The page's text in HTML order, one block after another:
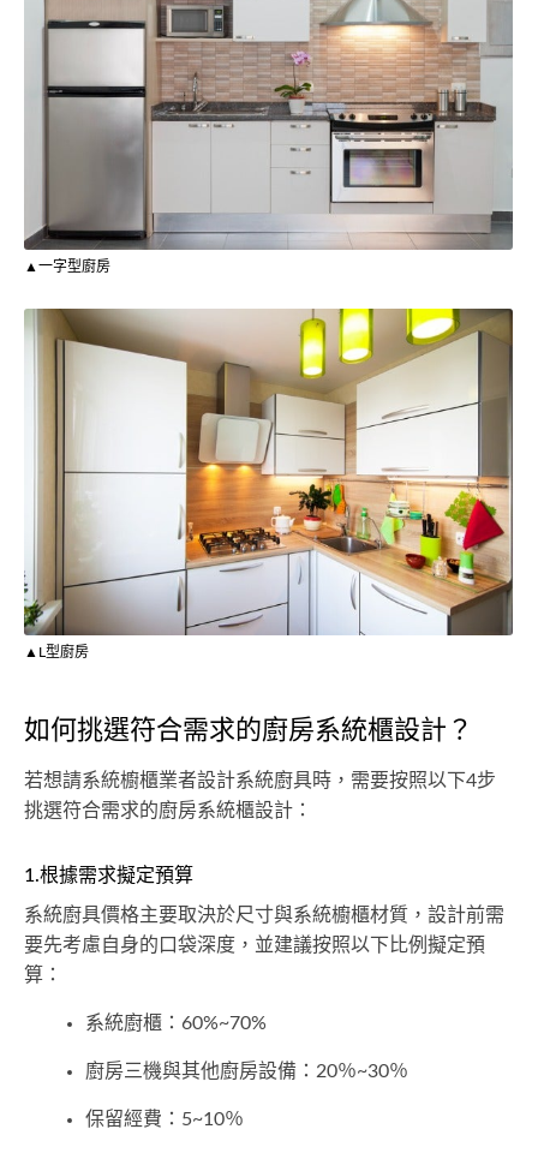
▲一字型廚房
▲L型廚房
如何挑選符合需求的廚房系統櫃設計？
若想請系統櫥櫃業者設計系統廚具時，需要按照以下4步
挑選符合需求的廚房系統櫃設計：
1.根據需求擬定預算
系統廚具價格主要取決於尺寸與系統櫥櫃材質，設計前需
要先考慮自身的口袋深度，並建議按照以下比例擬定預
算：
系統廚櫃：60%~70%
廚房三機與其他廚房設備：20％~30％
保留經費：5~10％